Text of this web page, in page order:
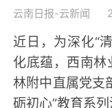
云南日报-云新闻
近日，为深化“
化底蕴，西南林
林附中直属党支
砺初心”教育系列